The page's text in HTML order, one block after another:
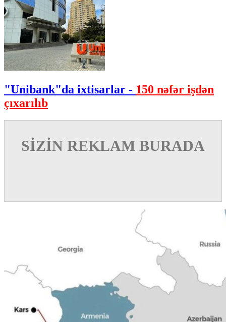
"Unibank"da ixtisarlar - 150 nəfər işdən
çıxarılıb
SİZİN REKLAM BURADA